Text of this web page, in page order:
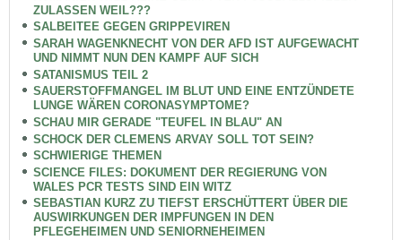
ZULASSEN WEIL???
SALBEITEE GEGEN GRIPPEVIREN
SARAH WAGENKNECHT VON DER AFD IST AUFGEWACHT
UND NIMMT NUN DEN KAMPF AUF SICH
SATANISMUS TEIL 2
SAUERSTOFFMANGEL IM BLUT UND EINE ENTZÜNDETE
LUNGE WÄREN CORONASYMPTOME?
SCHAU MIR GERADE "TEUFEL IN BLAU" AN
SCHOCK DER CLEMENS ARVAY SOLL TOT SEIN?
SCHWIERIGE THEMEN
SCIENCE FILES: DOKUMENT DER REGIERUNG VON
WALES PCR TESTS SIND EIN WITZ
SEBASTIAN KURZ ZU TIEFST ERSCHÜTTERT ÜBER DIE
AUSWIRKUNGEN DER IMPFUNGEN IN DEN
PFLEGEHEIMEN UND SENIORNEHEIMEN